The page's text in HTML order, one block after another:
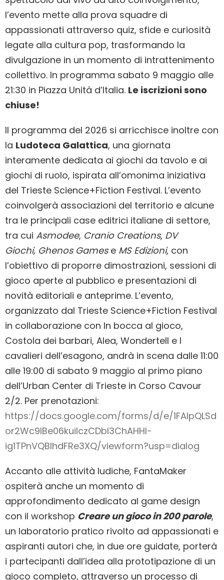
l’evento mette alla prova squadre di
appassionati attraverso quiz, sfide e curiosità
legate alla cultura pop, trasformando la
divulgazione in un momento di intrattenimento
collettivo. In programma sabato 9 maggio alle
21:30 in Piazza Unità d’Italia. Le iscrizioni sono
chiuse!
Il programma del 2026 si arricchisce inoltre con
la Ludoteca Galattica, una giornata
interamente dedicata ai giochi da tavolo e ai
giochi di ruolo, ispirata all’omonima iniziativa
del Trieste Science+Fiction Festival. L’evento
coinvolgerà associazioni del territorio e alcune
tra le principali case editrici italiane di settore,
tra cui Asmodee, Cranio Creations, DV
Giochi, Ghenos Gamese MS Edizioni, con
l’obiettivo di proporre dimostrazioni, sessioni di
gioco aperte al pubblico e presentazioni di
novità editoriali e anteprime. L’evento,
organizzato dal Trieste Science+Fiction Festival
in collaborazione con In bocca al gioco,
Costola dei barbari, Alea, Wondertell e I
cavalieri dell’esagono, andrà in scena dalle 11:00
alle 19:00 di sabato 9 maggio al primo piano
dell’Urban Center di Trieste in Corso Cavour
2/2. Per prenotazioni:
https://docs.google.com/forms/d/e/1FAIpQLSd
or2Wc9lBe06kuiIczCDbl3ChAHHI-
ig1TPnVQBIhdFRe3XQ/viewform?usp=dialog
Accanto alle attività ludiche, FantaMaker
ospiterà anche un momento di
approfondimento dedicato al game design
con il workshop Creare un gioco in 200 parole,
un laboratorio pratico rivolto ad appassionati e
aspiranti autori che, in due ore guidate, porterà
i partecipanti dall’idea alla prototipazione di un
gioco completo, attraverso un processo di